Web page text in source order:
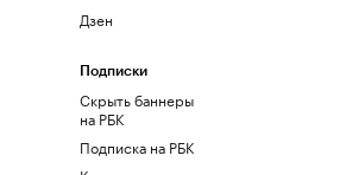
Дзен
Подписки
Скрыть баннеры
на РБК
Подписка на РБК